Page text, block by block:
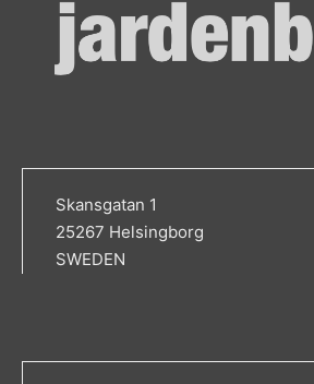
Skansgatan 1
25267 Helsingborg
SWEDEN